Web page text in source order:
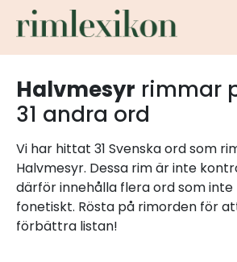
Halvmesyr rimmar
31 andra ord
Vi har hittat 31 Svenska ord som
Halvmesyr. Dessa rim är inte
därför innehålla flera ord som
fonetiskt. Rösta på rimorden för
förbättra listan!